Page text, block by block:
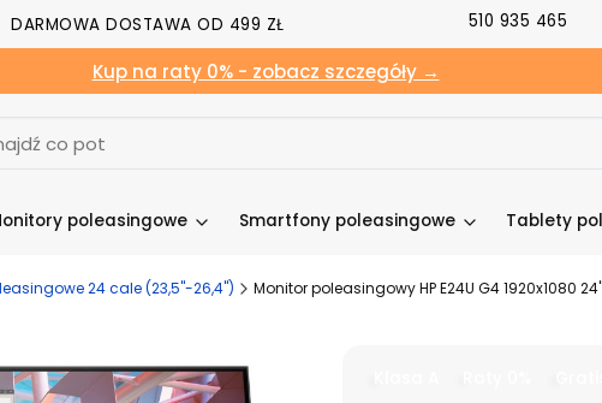
DARMOWA DOSTAWA OD 499 ZŁ 510 935 465
Kup na raty 0% - zobacz szczegóły →
poleasingowe Smartfony poleasingowe Tablety
24 cale (23,5"-26,4") Monitor poleasingowy HP E24U G4 1920x1080